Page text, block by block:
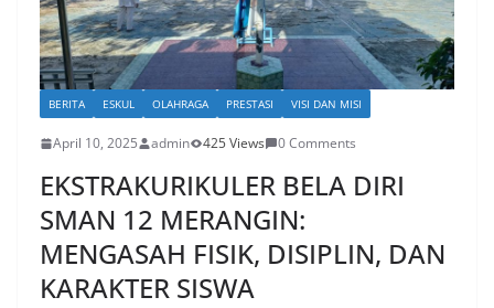
BERITA ESKUL OLAHRAGA PRESTASI VISI DAN MISI
April 10, 2025 admin 425 Views 0 Comments
EKSTRAKURIKULER BELA DIRI
SMAN 12 MERANGIN:
MENGASAH FISIK, DISIPLIN, DAN
KARAKTER SISWA